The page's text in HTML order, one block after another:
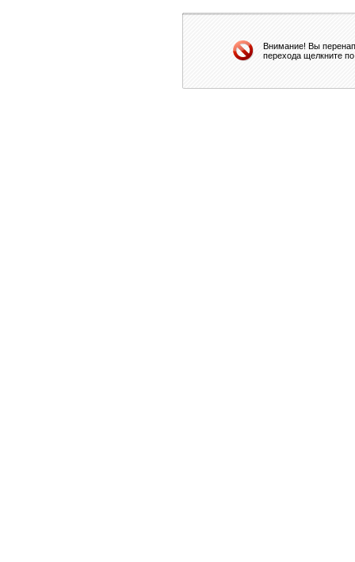
Внимание! Вы
перехода щелкните